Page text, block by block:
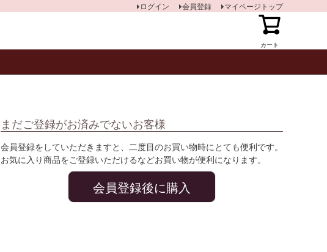
カート
ログイン 会員登録 マイページトップ
まだご登録がお済みでないお客様
会員登録をしていただきますと、二度目のお買い物時にとても便利です。
お気に入り商品をご登録いただけるなどお買い物が便利になります。
会員登録後に購入